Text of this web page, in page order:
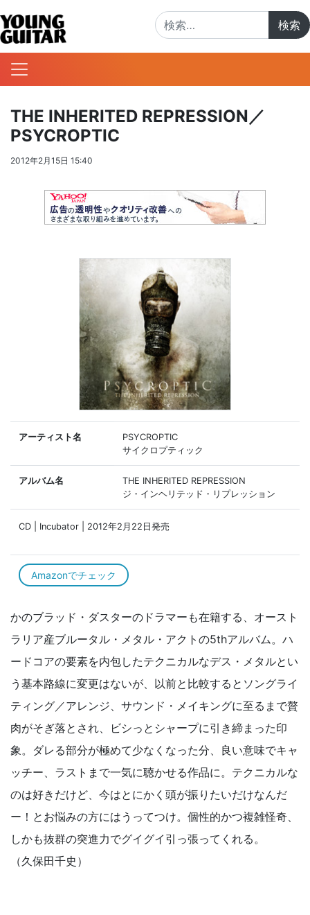
THE INHERITED REPRESSION／
PSYCROPTIC
2012年2月15日 15:40
アーティスト名
PSYCROPTIC
サイクロプティック
アルバム名
THE INHERITED REPRESSION
ジ・インヘリテッド・リプレッション
CD | Incubator | 2012年2月22日発売
Amazonでチェック
かのブラッド・ダスターのドラマーも在籍する、オースト
ラリア産ブルータル・メタル・アクトの5thアルバム。ハ
ードコアの要素を内包したテクニカルなデス・メタルとい
う基本路線に変更はないが、以前と比較するとソングライ
ティング／アレンジ、サウンド・メイキングに至るまで贅
肉がそぎ落とされ、ビシっとシャープに引き締まった印
象。ダレる部分が極めて少なくなった分、良い意味でキャ
ッチー、ラストまで一気に聴かせる作品に。テクニカルな
のは好きだけど、今はとにかく頭が振りたいだけなんだ
ー！とお悩みの方にはうってつけ。個性的かつ複雑怪奇、
しかも抜群の突進力でグイグイ引っ張ってくれる。
（久保田千史）